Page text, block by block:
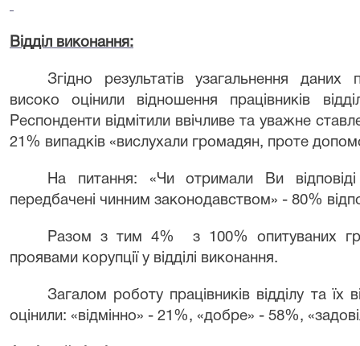
Відділ виконання:
Згідно результатів узагальнення
високо оцінили відношення працівників
Респонденти відмітили ввічливе та уважне
21% випадків «вислухали громадян, проте
На питання: «Чи отримали Ви
передбачені чинним законодавством» - 80%
Разом з тим 4% з 100% опитуваних
проявами корупції у відділі виконання.
Загалом роботу працівників відділу та їх
оцінили: «відмінно» - 21%, «добре» - 58%,